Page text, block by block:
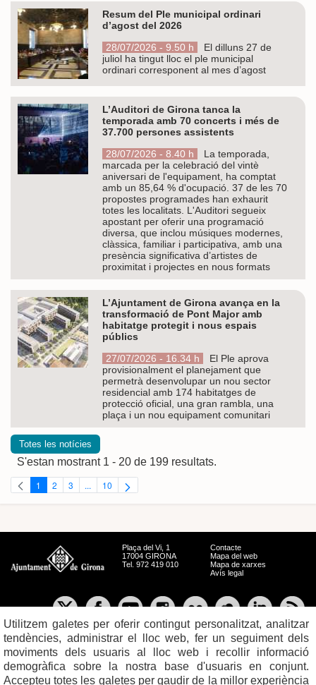
Resum del Ple municipal ordinari
d’agost del 2026
28/07/2026 - 9.50 h
El dilluns 27 de
juliol ha tingut lloc el ple municipal
ordinari corresponent al mes d’agost
L’Auditori de Girona tanca la
temporada amb 70 concerts i més de
37.700 persones assistents
28/07/2026 - 8.40 h
La temporada,
marcada per la celebració del vintè
aniversari de l'equipament, ha comptat
amb un 85,64 % d'ocupació. 37 de les 70
propostes programades han exhaurit
totes les localitats. L'Auditori segueix
apostant per oferir una programació
diversa, que inclou músiques modernes,
clàssica, familiar i participativa, amb una
presència significativa d’artistes de
proximitat i projectes en nous formats
L’Ajuntament de Girona avança en la
transformació de Pont Major amb
habitatge protegit i nous espais
públics
27/07/2026 - 16.34 h
El Ple aprova
provisionalment el planejament que
permetrà desenvolupar un nou sector
residencial amb 174 habitatges de
protecció oficial, una gran rambla, una
plaça i un nou equipament comunitari
Totes les notícies
S'estan mostrant 1 - 20 de 199 resultats.
Pàgina
1 Pàgina
2 Pàgina
3 ...Pàgines intermèdies Utilitzeu TAB per navegar.
Pàgina
10
Plaça del Vi, 1
17004 GIRONA
Tel. 972 419 010
Contacte
Mapa del web
Mapa de xarxes
Avís legal
Utilitzem galetes per oferir contingut personalitzat, analitzar
tendències, administrar el lloc web, fer un seguiment dels
moviments dels usuaris al lloc web i recollir informació
demogràfica sobre la nostra base d'usuaris en conjunt.
Accepteu totes les galetes per gaudir de la millor experiència